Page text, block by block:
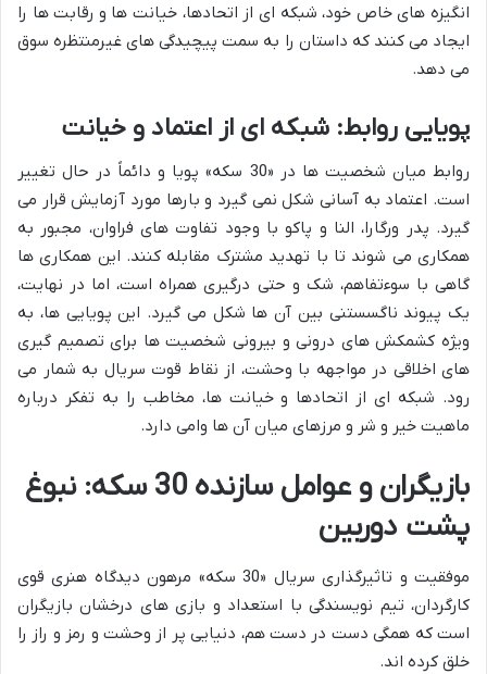
انگیزه های خاص خود، شبکه ای از اتحادها، خیانت ها و رقابت ها را
ایجاد می کنند که داستان را به سمت پیچیدگی های غیرمنتظره سوق
می دهد.
پویایی روابط: شبکه ای از اعتماد و خیانت
روابط میان شخصیت ها در «30 سکه» پویا و دائماً در حال تغییر
است. اعتماد به آسانی شکل نمی گیرد و بارها مورد آزمایش قرار می
گیرد. پدر ورگارا، النا و پاکو با وجود تفاوت های فراوان، مجبور به
همکاری می شوند تا با تهدید مشترک مقابله کنند. این همکاری ها
گاهی با سوءتفاهم، شک و حتی درگیری همراه است، اما در نهایت،
یک پیوند ناگسستنی بین آن ها شکل می گیرد. این پویایی ها، به
ویژه کشمکش های درونی و بیرونی شخصیت ها برای تصمیم گیری
های اخلاقی در مواجهه با وحشت، از نقاط قوت سریال به شمار می
رود. شبکه ای از اتحادها و خیانت ها، مخاطب را به تفکر درباره
ماهیت خیر و شر و مرزهای میان آن ها وامی دارد.
بازیگران و عوامل سازنده 30 سکه: نبوغ
پشت دوربین
موفقیت و تاثیرگذاری سریال «30 سکه» مرهون دیدگاه هنری قوی
کارگردان، تیم نویسندگی با استعداد و بازی های درخشان بازیگران
است که همگی دست در دست هم، دنیایی پر از وحشت و رمز و راز را
خلق کرده اند.